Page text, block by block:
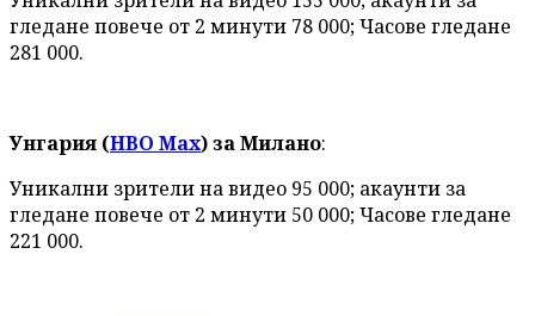
гледане повече от 2 минути 78 000; Часове гледане
281 000.
Унгария (HBO Max) за Милано:
Уникални зрители на видео 95 000; акаунти за
гледане повече от 2 минути 50 000; Часове гледане
221 000.